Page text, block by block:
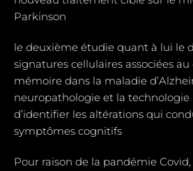
Parkinson
le deuxième étudie quant à lui le
signatures cellulaires associées
mémoire dans la maladie
neuropathologie et la
d’identifier les altérations qui
symptômes cognitifs
Pour raison de la pandémie